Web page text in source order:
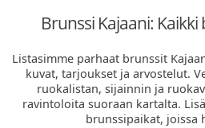
Brunssi Kajaani:
Listasimme parhaat brunssit
kuvat, tarjoukset ja arvostelut.
ruokalistan, sijainnin ja
ravintoloita suoraan kartalta.
brunssipaikat, joissa